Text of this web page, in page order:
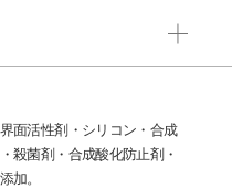
面活性剤・シリコン・合成
殺菌剤・合成酸化防止剤・
加。